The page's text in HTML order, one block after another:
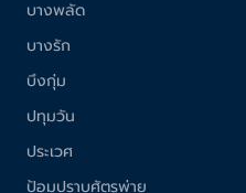
บางพลัด
บางรัก
บึงกุ่ม
ปทุมวัน
ประเวศ
ป้อมปราบศัตรูพ่าย